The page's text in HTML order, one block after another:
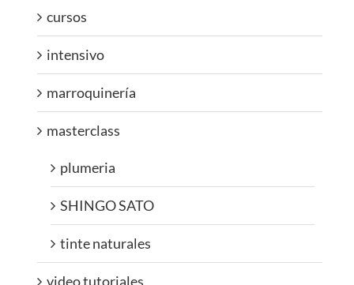
cursos
intensivo
marroquinería
masterclass
plumeria
SHINGO SATO
tinte naturales
video tutoriales